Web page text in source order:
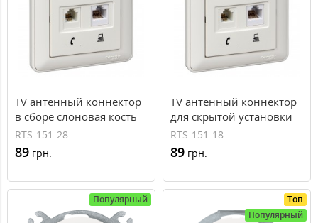
TV антенный коннектор
в сборе слоновая кость
(RTS-151-28)
RTS-151-28
89 грн.
TV антенный коннектор
для скрытой установки
W59 белый (RTS-151-18)
RTS-151-18
89 грн.
Популярный
Топ
Популярный